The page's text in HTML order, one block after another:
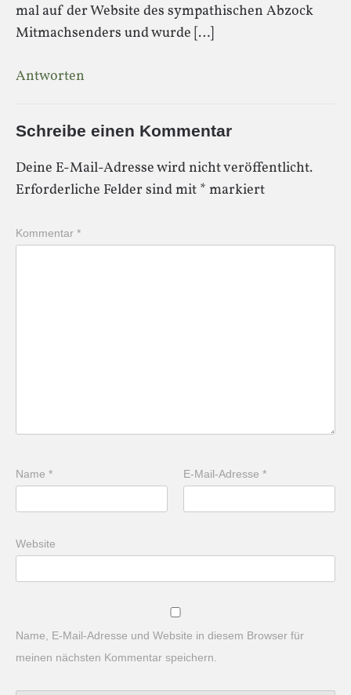
mal auf der Website des sympathischen Abzock
Mitmachsenders und wurde […]
Antworten
Schreibe einen Kommentar
Deine E-Mail-Adresse wird nicht veröffentlicht.
Erforderliche Felder sind mit * markiert
Kommentar *
Name * E-Mail-Adresse*
Website
Name, E-Mail-Adresse und Website in diesem Browser für
meinen nächsten Kommentar speichern.